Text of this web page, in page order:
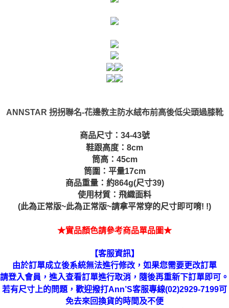
ANNSTAR 拐拐聯名-花邊教主防水絨布前高後低尖頭過膝靴
商品尺寸：34-43號
鞋跟高度：8cm
筒高：45cm
筒圍：平量17cm
商品重量：約864g(尺寸39)
使用材質：飛織面料
(此為正常版~此為正常版~請拿平常穿的尺寸即可唷! !)
★實品顏色請參考商品單品圖★
【客服資訊】
由於訂單成立後系統無法進行修改，如果您需要更改訂單
請登入會員，進入查看訂單進行取消，隨後再重新下訂單即可。
若有尺寸上的問題，歡迎撥打Ann’S客服專線(02)2929-7199可
免去來回換貨的時間及不便